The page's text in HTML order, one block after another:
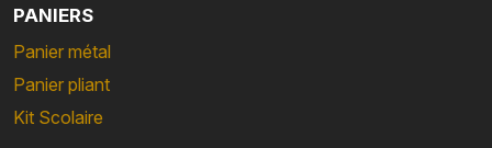
PANIERS
Panier métal
Panier pliant
Kit Scolaire